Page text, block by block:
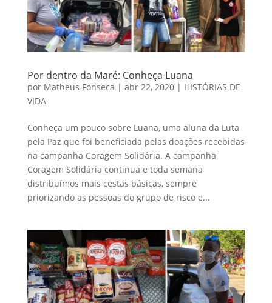
Por dentro da Maré: Conheça Luana
por Matheus Fonseca | abr 22, 2020| HISTÓRIAS DE
VIDA
Conheça um pouco sobre Luana, uma aluna da Luta
pela Paz que foi beneficiada pelas doações recebidas
na campanha Coragem Solidária. A campanha
Coragem Solidária continua e toda semana
distribuímos mais cestas básicas, sempre
priorizando as pessoas do grupo de risco e...